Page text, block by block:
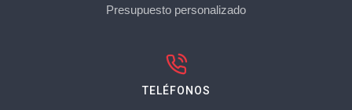
Presupuesto personalizado
TELÉFONOS